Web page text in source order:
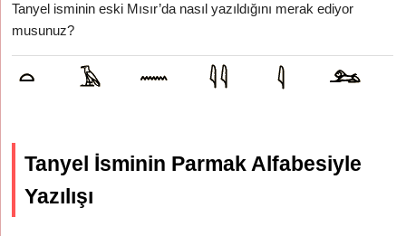
Tanyel isminin eski Mısır’da nasıl yazıldığını merak ediyor
musunuz?
Tanyel İsminin Parmak Alfabesiyle
Yazılışı